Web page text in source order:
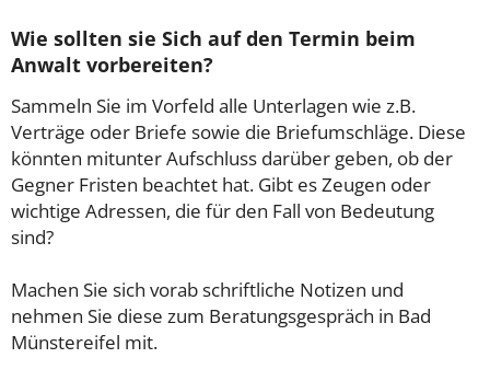
Wie sollten sie Sich auf den Termin beim
Anwalt vorbereiten?
Sammeln Sie im Vorfeld alle Unterlagen wie z.B.
Verträge oder Briefe sowie die Briefumschläge. Diese
könnten mitunter Aufschluss darüber geben, ob der
Gegner Fristen beachtet hat. Gibt es Zeugen oder
wichtige Adressen, die für den Fall von Bedeutung
sind?
Machen Sie sich vorab schriftliche Notizen und
nehmen Sie diese zum Beratungsgespräch in Bad
Münstereifel mit.